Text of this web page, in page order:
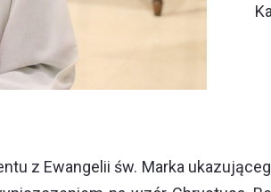
z Ewangelii św. Marka